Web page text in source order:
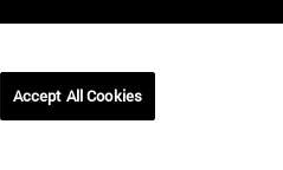
Brasil
Accept All Cookies